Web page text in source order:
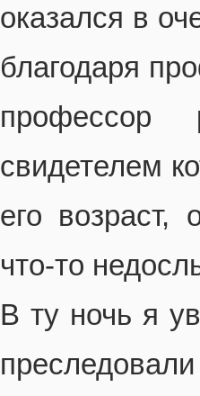
оказался в
благодаря
профессор
свидетелем
его
что-то
В ту ночь я